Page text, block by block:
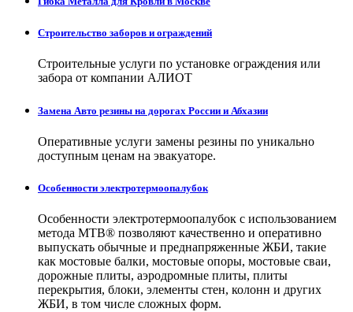
Строительство заборов и ограждений
Строительные услуги по установке ограждения или
забора от компании АЛИОТ
Замена Авто резины на дорогах России и Абхазии
Оперативные услуги замены резины по уникально
доступным ценам на эвакуаторе.
Особенности электротермоопалубок
Особенности электротермоопалубок с использованием
метода МТВ® позволяют качественно и оперативно
выпускать обычные и преднапряженные ЖБИ, такие
как мостовые балки, мостовые опоры, мостовые сваи,
дорожные плиты, аэродромные плиты, плиты
перекрытия, блоки, элементы стен, колонн и других
ЖБИ, в том числе сложных форм.